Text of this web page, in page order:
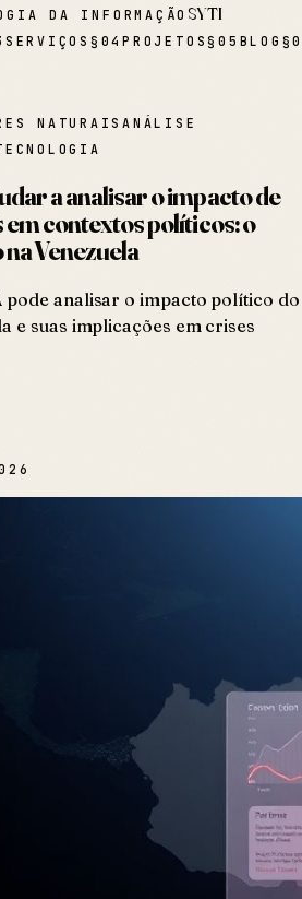
DA INFORMAÇÃOSYTI
SERVIÇOS § 04PROJETOS§05 BLOG §
NATURAISANÁLISE
a analisar o impacto de
contextos políticos: o
Venezuela
pode analisar o impacto político do
e suas implicações em crises